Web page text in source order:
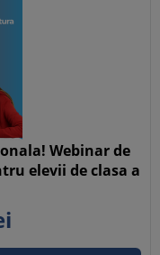
Webinar de
elevii de clasa a